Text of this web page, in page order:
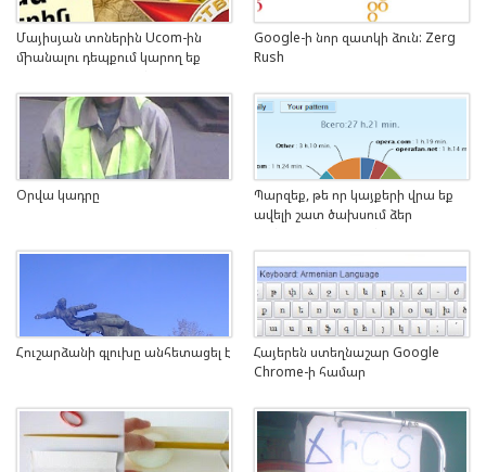
Մայիսյան տոներին Ucom-ին
միանալու դեպքում կարող եք
Google-ի նոր զատկի ձուն: Zerg
Rush
Օրվա կադրը
Պարզեք, թե որ կայքերի վրա եք
ավելի շատ ծախսում ձեր
Հուշարձանի գլուխը անհետացել է
Հայերեն ստեղնաշար Google
Chrome-ի համար